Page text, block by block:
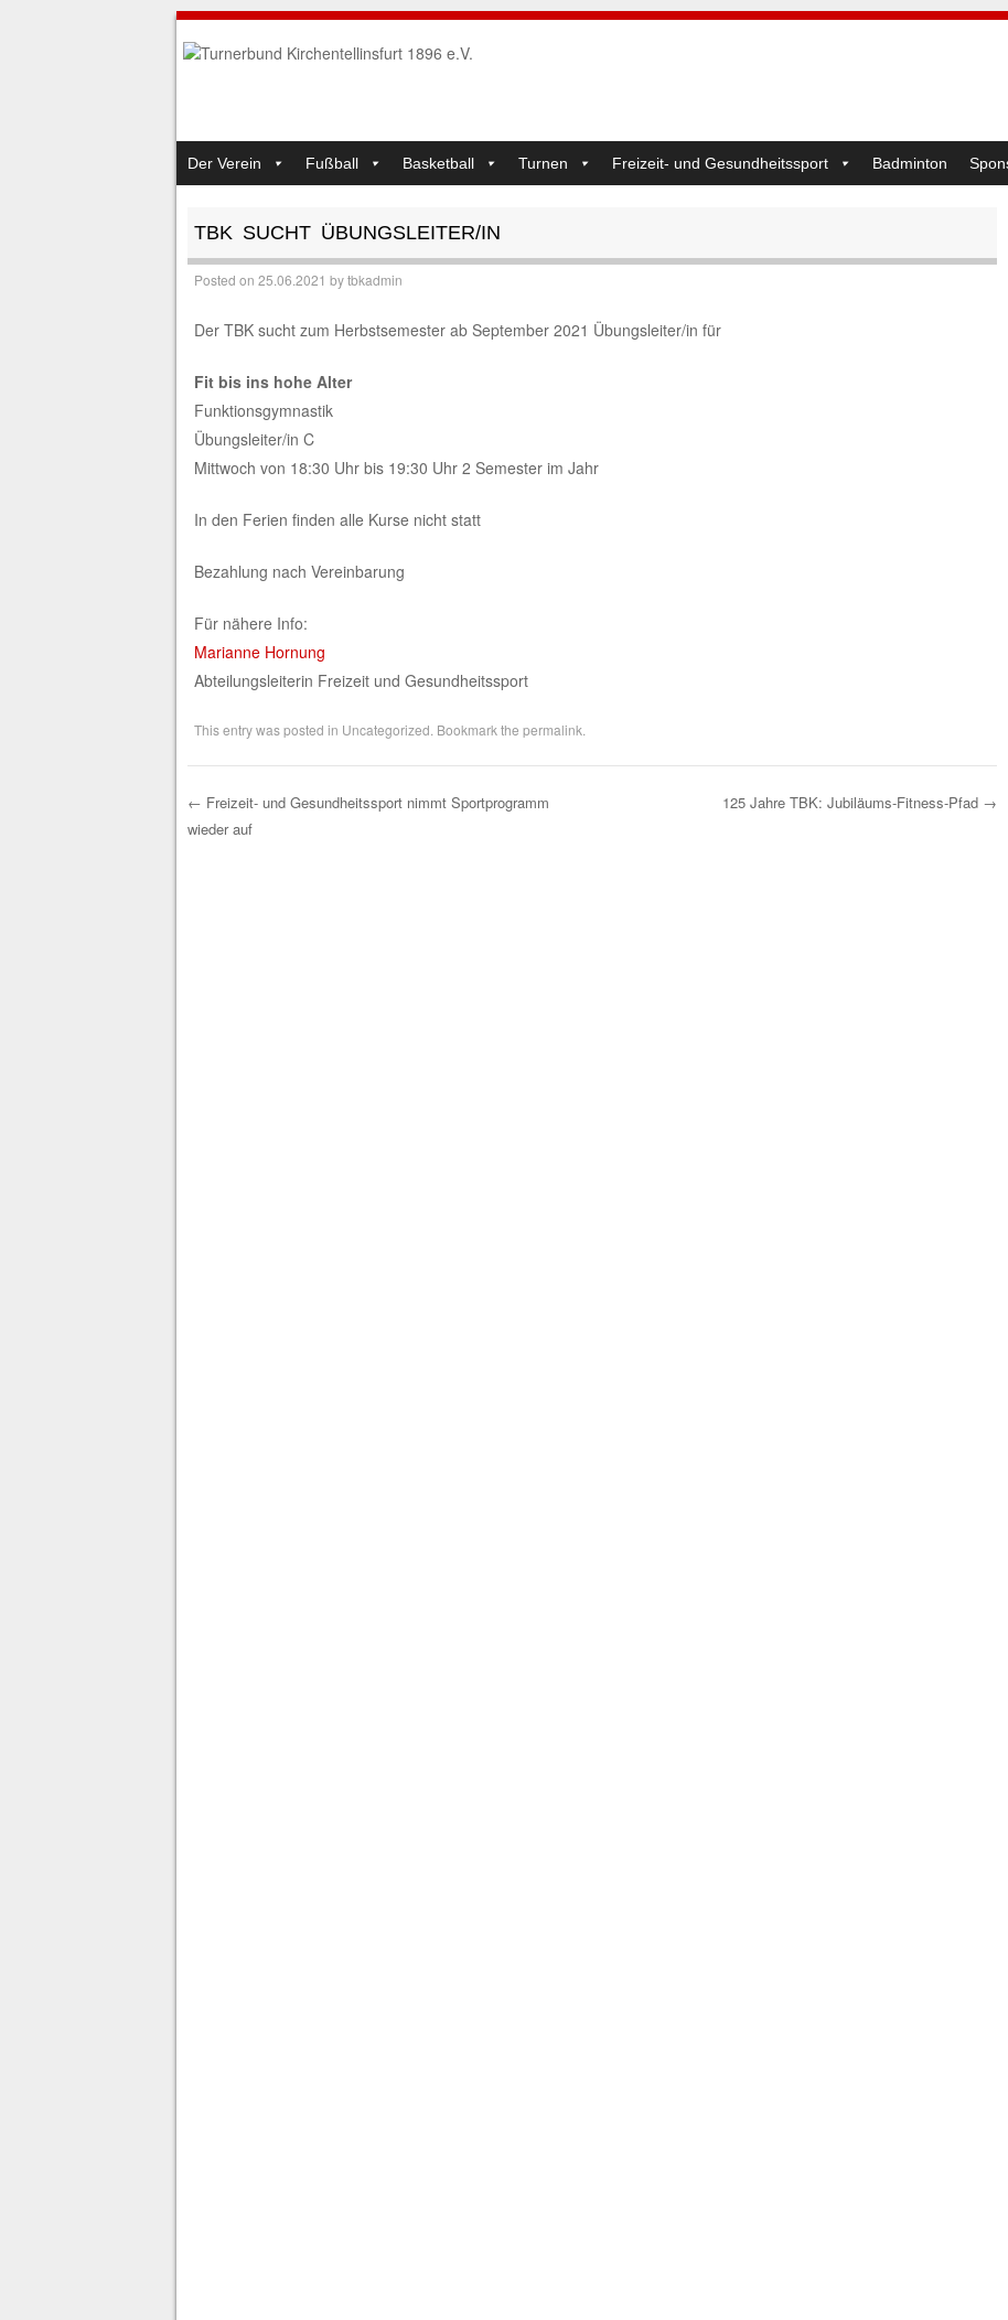
MENU
SKIP TO CONTENT
Der Verein Fußball Basketball Turnen Freizeit- und Gesundheitssport Badminton
TBK SUCHT ÜBUNGSLEITER/IN
Posted on 25.06.2021 bytbkadmin
Der TBK sucht zum Herbstsemester ab September 2021 Übungsleiter/in für
Fit bis ins hohe Alter
Funktionsgymnastik
Übungsleiter/in C
Mittwoch von 18:30 Uhr bis 19:30 Uhr 2 Semester im Jahr
In den Ferien finden alle Kurse nicht statt
Bezahlung nach Vereinbarung
Für nähere Info:
Marianne Hornung
Abteilungsleiterin Freizeit und Gesundheitssport
This entry was posted in Uncategorized . Bookmark the permalink
Post navigation
← Freizeit- und Gesundheitssport nimmt Sportprogramm
wieder auf
125 Jahre TBK: Jubiläums-Fitness-Pfad →